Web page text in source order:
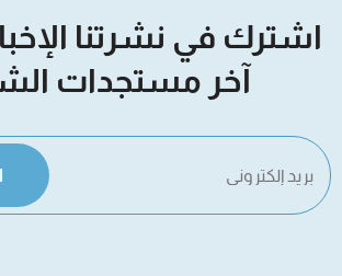
اشترك في نشرتنا
آخر مستجدات